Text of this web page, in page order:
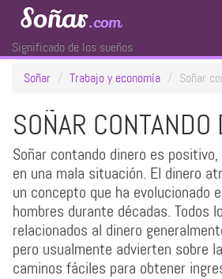
Soñar.com
Significado de los sueños
Soñar
Trabajo y economía Soñar
SOÑAR CONTANDO
Soñar contando dinero es
en una mala situación. El dinero
un concepto que ha evolucionado
hombres durante décadas. Todos
relacionados al dinero
pero usualmente advierten sobre
caminos fáciles para obtener